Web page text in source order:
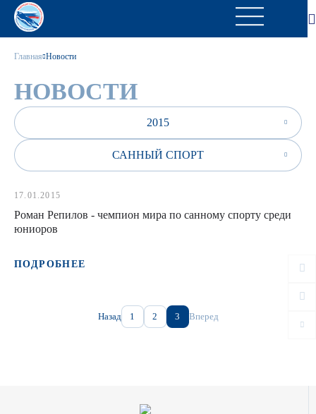
Главная Новости
НОВОСТИ
2015
САННЫЙ СПОРТ
17.01.2015
Роман Репилов - чемпион мира по санному спорту среди
юниоров
ПОДРОБНЕЕ
Назад 1 2 3 Вперед